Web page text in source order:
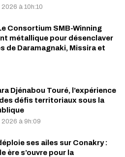
2026 à 10h:10
Consortium SMB-Winning
métallique pour désenclaver
de Daramagnaki, Missira et
Djénabou Touré, l’expérience
défis territoriaux sous la
2026 à 9h:09
ses ailes sur Conakry :
ère s’ouvre pour la